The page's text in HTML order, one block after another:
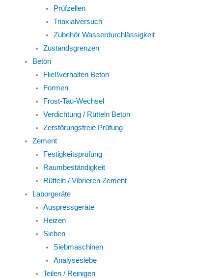
Prüfzellen
Triaxialversuch
Zubehör Wasserdurchlässigkeit
Zustandsgrenzen
Beton
Fließverhalten Beton
Formen
Frost-Tau-Wechsel
Verdichtung / Rütteln Beton
Zerstörungsfreie Prüfung
Zement
Festigkeitsprüfung
Raumbeständigkeit
Rütteln / Vibrieren Zement
Laborgeräte
Auspressgeräte
Heizen
Sieben
Siebmaschinen
Analysesiebe
Teilen / Reinigen